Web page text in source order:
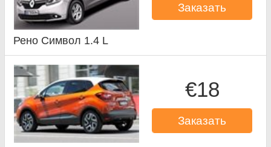
Заказать
Рено Символ 1.4 L
€18
Заказать